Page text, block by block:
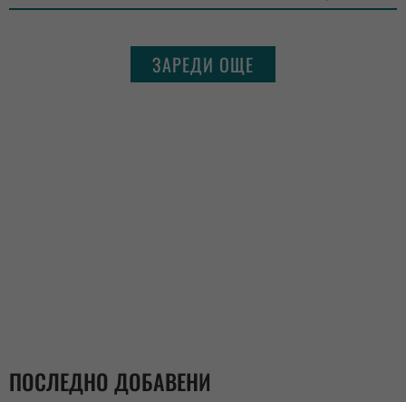
ЗАРЕДИ ОЩЕ
ПОСЛЕДНО ДОБАВЕНИ